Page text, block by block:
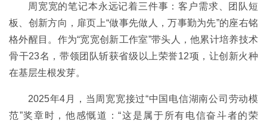
周宽宽的笔记本永远记着三件事：客户需求、团队短
板、创新方向，扉页上“做事先做人，万事勤为先”的座右铭
格外醒目。作为“宽宽创新工作室”带头人，他累计培养技术
骨干23名，带领团队斩获省级以上荣誉12项，让创新火种
在基层生根发芽。
2025年4月，当周宽宽接过“中国电信湖南公司劳动模
范”奖章时，他感慨道：“这是属于所有电信奋斗者的荣